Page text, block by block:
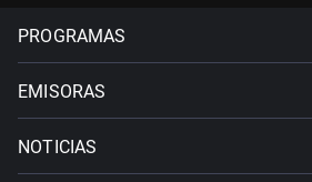
PROGRAMAS
EMISORAS
NOTICIAS